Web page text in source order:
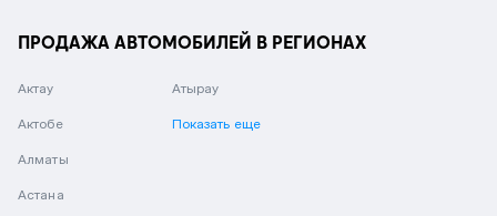
ПРОДАЖА АВТОМОБИЛЕЙ В РЕГИОНАХ
Актау
Актобе
Алматы
Астана
Атырау
Показать еще